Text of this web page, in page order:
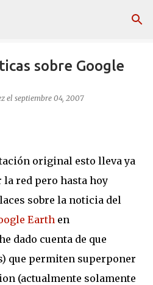
principal
sobre Google
el septiembre 04, 2007
original esto lleva ya
red pero hasta hoy
sobre la noticia del
Earth en
dado cuenta de que
que permiten superponer
(actualmente solamente